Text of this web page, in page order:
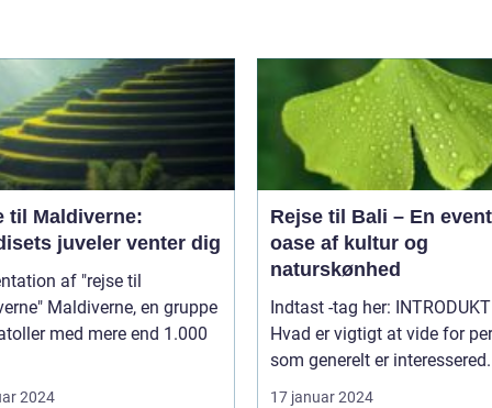
til Maldiverne:
juveler venter dig
af "rejse til
en gruppe
med mere end 1.000
2024
Rejse til Bali – En
oase af kultur og
naturskønhed
Indtast -tag her: INTRODUKTION:
Hvad er vigtigt at vide for
som generelt er
17 januar 2024